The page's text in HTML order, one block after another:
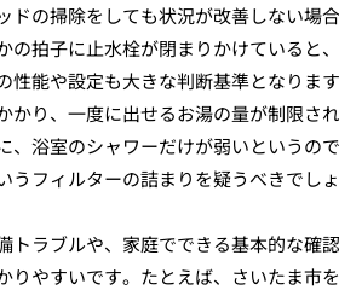
ドの掃除をしても状況が改善しない場
の拍子に止水栓が閉まりかけていると
性能や設定も大きな判断基準となりま
かり、一度に出せるお湯の量が制限さ
、浴室のシャワーだけが弱いというの
うフィルターの詰まりを疑うべきでし
トラブルや、家庭でできる基本的な確
りやすいです。たとえば、さいたま市